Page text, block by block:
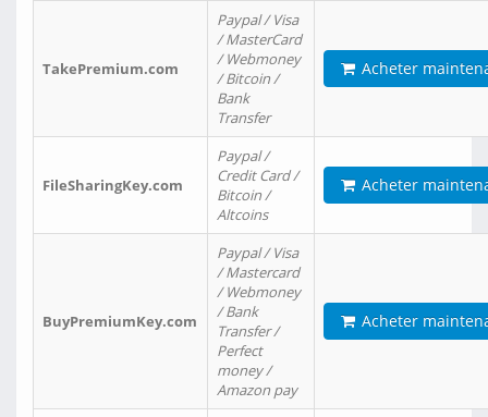
TakePremium.com
Paypal / Visa
/ MasterCard
/ Webmoney
/ Bitcoin /
Bank
Transfer
Acheter
FileSharingKey.com
Paypal /
Credit Card /
Bitcoin /
Altcoins
Acheter
BuyPremiumKey.com
Paypal / Visa
/ Mastercard
/ Webmoney
/ Bank
Transfer /
Perfect
money /
Amazon pay
Acheter